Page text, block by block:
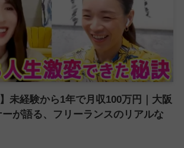
未経験から1年で月収100万円｜大阪
が語る、フリーランスのリアルな